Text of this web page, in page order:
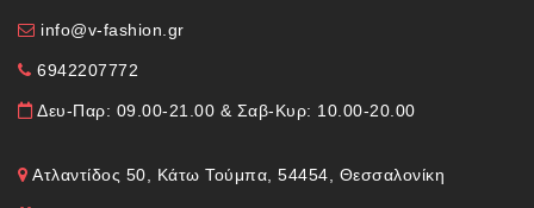
info@v-fashion.gr
6942207772
Δευ-Παρ: 09.00-21.00 & Σαβ-Κυρ: 10.00-20.00
Ατλαντίδος 50, Κάτω Τούμπα, 54454, Θεσσαλονίκη